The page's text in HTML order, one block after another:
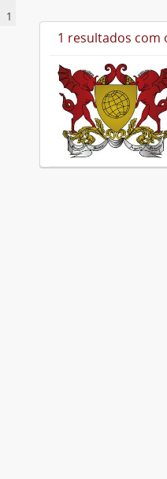
1
1 resultados com